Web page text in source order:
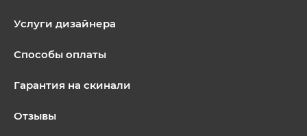
Услуги дизайнера
Способы оплаты
Гарантия на скинали
Отзывы